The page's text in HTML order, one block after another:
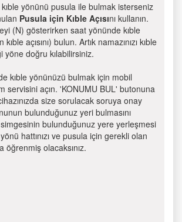
yönünü pusula ile bulmak isterseniz
Pusula için Kıble Açısını kullanın.
(N) gösterirken saat yönünde kıble
kıble açısını) bulun. Artık namazınızı kıble
yöne doğru kılabilirsiniz.
kıble yönünüzü bulmak için mobil
servisini açın. 'KONUMU BUL' butonuna
size sorulacak soruya onay
bulunduğunuz yeri bulmasını
bulunduğunuz yere yerleşmesi
hattınızı ve pusula için gerekli olan
öğrenmiş olacaksınız.